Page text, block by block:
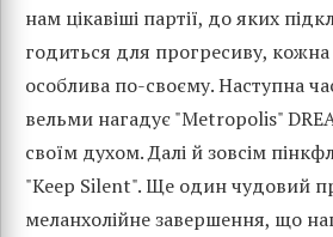
нам цікавіші партії, до яких
годиться для прогресиву, кожна
особлива по-своєму. Наступна
вельми нагадує "Metropolis"
своїм духом. Далі й зовсім
"Keep Silent". Ще один чудовий
меланхолійне завершення, що